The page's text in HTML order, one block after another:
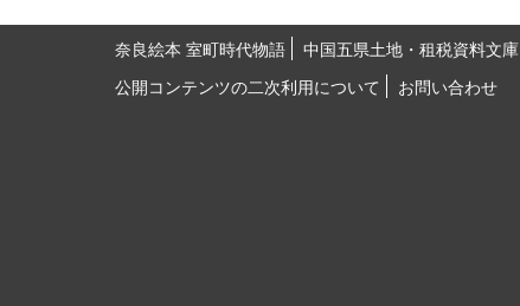
奈良絵本 室町時代物語 中国五県土地・租税資料文庫
公開コンテンツの二次利用について
お問い合わせ